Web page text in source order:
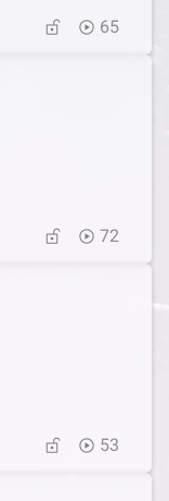
65
72
53